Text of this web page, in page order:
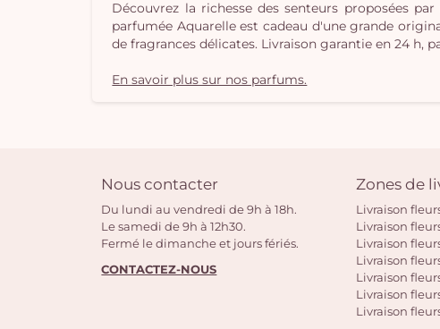
Découvrez la richesse des senteurs proposées
parfumée Aquarelle est cadeau d'une grande
de fragrances délicates. Livraison garantie en 24 h,
En savoir plus sur nos parfums.
Nous contacter
Du lundi au vendredi de 9h à 18h.
Le samedi de 9h à 12h30.
Fermé le dimanche et jours fériés.
CONTACTEZ-NOUS
Zones de
Livraison
Livraison
Livraison
Livraison
Livraison
Livraison
Livraison